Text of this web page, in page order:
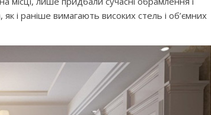
і раніше вимагають високих стель і об’ємних